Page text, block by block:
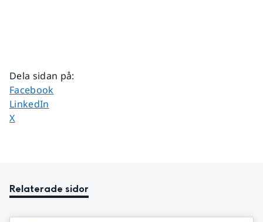
Dela sidan på:
Dela sidan på
Facebook
Dela sidan på
LinkedIn
Dela sidan på
X
Relaterade sidor